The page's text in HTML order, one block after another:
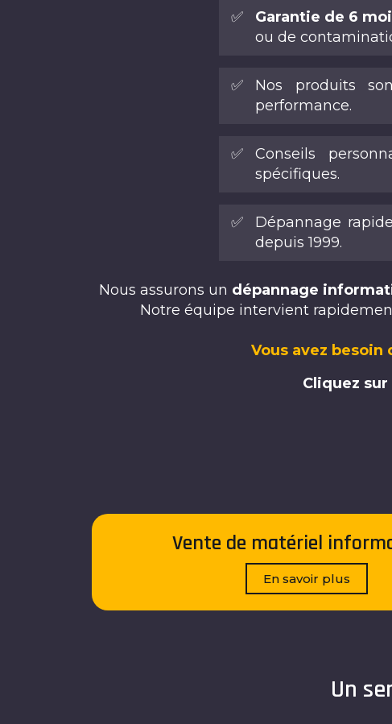
✅ Garantie de 6
ou de
✅
Nos produits
performance.
✅
Conseils
spécifiques.
✅
Dépannage
depuis 1999.
Nous assurons un dépannage
Notre équipe intervient
Vous avez
Cliquez
Vente de matériel
En savoir plus
Un